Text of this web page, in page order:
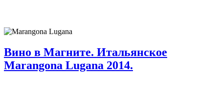
Вино в Магните. Итальянское
Marangona Lugana 2014.